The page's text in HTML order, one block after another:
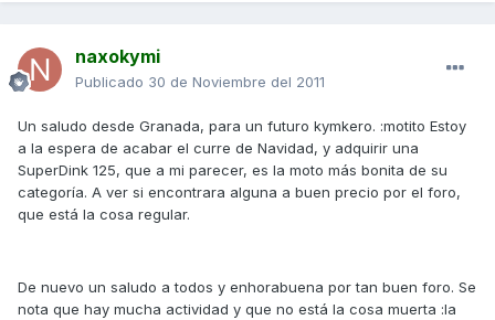
naxokymi
Publicado 30 de Noviembre del 2011
Un saludo desde Granada, para un futuro kymkero. :motito Estoy
a la espera de acabar el curre de Navidad, y adquirir una
SuperDink 125, que a mi parecer, es la moto más bonita de su
categoría. A ver si encontrara alguna a buen precio por el foro,
que está la cosa regular.
De nuevo un saludo a todos y enhorabuena por tan buen foro. Se
nota que hay mucha actividad y que no está la cosa muerta :la